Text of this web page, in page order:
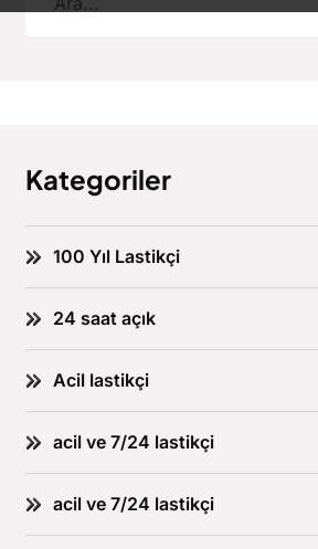
Kategoriler
100 Yıl Lastikçi
24 saat açık
Acil lastikçi
acil ve 7/24 lastikçi
acil ve 7/24 lastikçi